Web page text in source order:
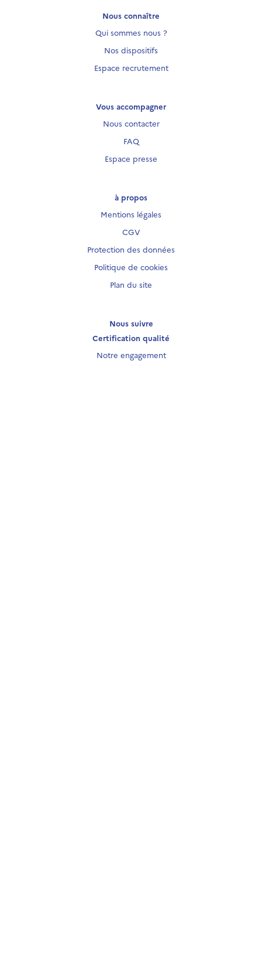
Nous connaître
Qui sommes nous ?
Nos dispositifs
Espace recrutement
Vous accompagner
Nous contacter
FAQ
Espace presse
à propos
Mentions légales
CGV
Protection des données
Politique de cookies
Plan du site
Nous suivre
Certification qualité
Notre engagement